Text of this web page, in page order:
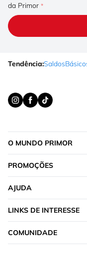
da Primor
Tendência:Saldos
O MUNDO PRIMOR
PROMOÇÕES
AJUDA
LINKS DE INTERESSE
COMUNIDADE